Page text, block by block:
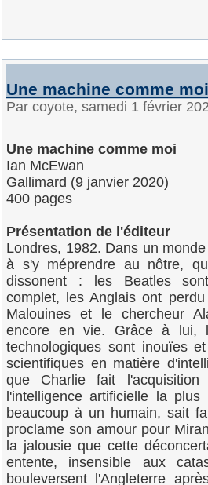
Une machine comme moi
Par coyote, samedi 1 février
Une machine comme moi
Ian McEwan
Gallimard (9 janvier 2020)
400 pages
Présentation de l'éditeur
Londres, 1982. Dans un
à s'y méprendre au nôtre,
dissonent : les Beatles
complet, les Anglais ont
Malouines et le chercheur
encore en vie. Grâce à lui,
technologiques sont inouïes
scientifiques en matière
que Charlie fait
l'intelligence artificielle la
beaucoup à un humain, sait
proclame son amour pour
la jalousie que cette
entente, insensible aux
bouleversent l'Angleterre